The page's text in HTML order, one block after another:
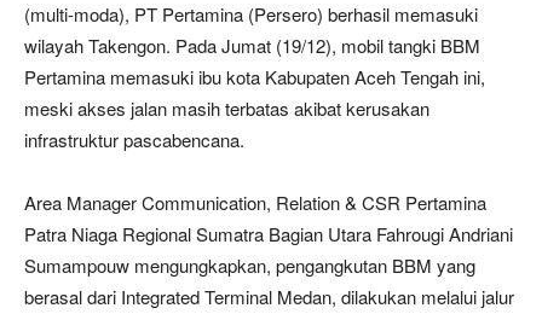
(multi-moda), PT Pertamina (Persero) berhasil memasuki
wilayah Takengon. Pada Jumat (19/12), mobil tangki BBM
Pertamina memasuki ibu kota Kabupaten Aceh Tengah ini,
meski akses jalan masih terbatas akibat kerusakan
infrastruktur pascabencana.
Area Manager Communication, Relation & CSR Pertamina
Patra Niaga Regional Sumatra Bagian Utara Fahrougi Andriani
Sumampouw mengungkapkan, pengangkutan BBM yang
berasal dari Integrated Terminal Medan, dilakukan melalui jalur